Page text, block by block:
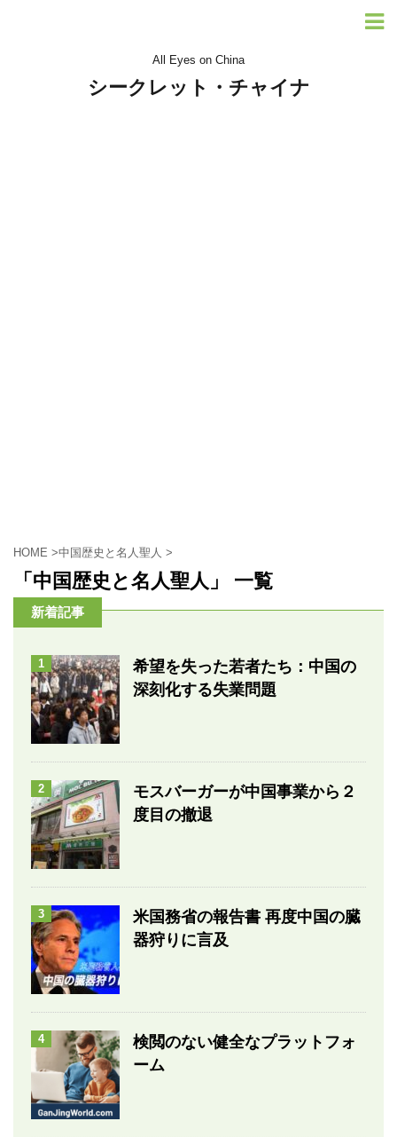
All Eyes on China
シークレット・チャイナ
HOME >中国歴史と名人聖人 >
「中国歴史と名人聖人」 一覧
新着記事
1
希望を失った若者たち：中国の
深刻化する失業問題
2
モスバーガーが中国事業から２
度目の撤退
3
米国務省の報告書 再度中国の臓
器狩りに言及
4
検閲のない健全なプラットフォ
ーム